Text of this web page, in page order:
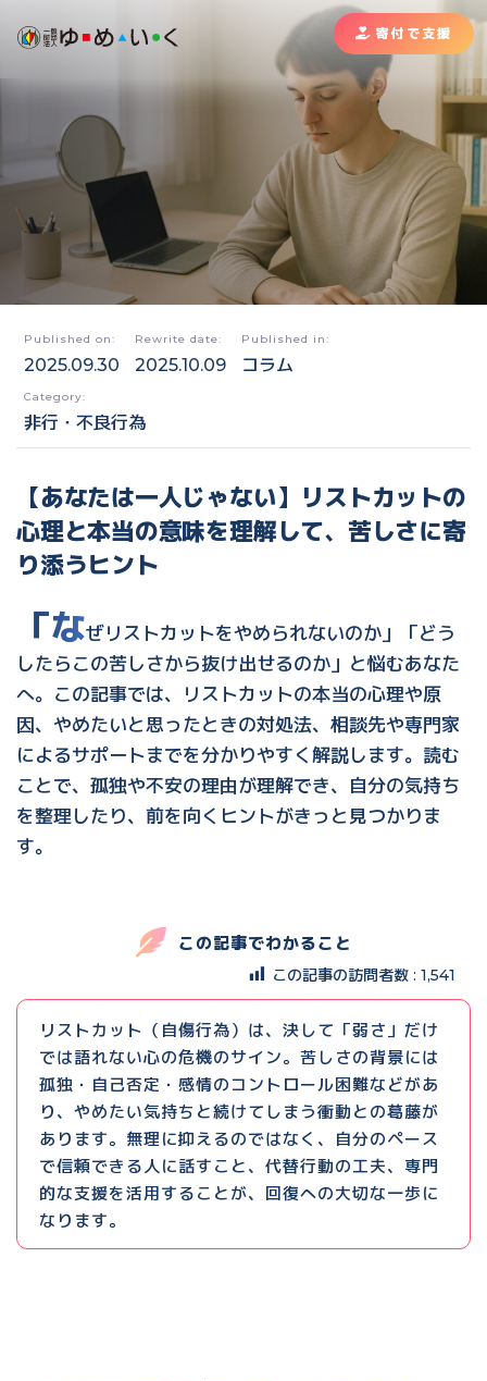
寄付で支援
Published on:
2025.09.30
Rewrite date:
2025.10.09
Published in:
コラム
Category:
非行・不良行為
【あなたは一人じゃない】リストカットの
心理と本当の意味を理解して、苦しさに寄
り添うヒント
「なぜリストカットをやめられないのか」「どう
したらこの苦しさから抜け出せるのか」と悩むあなた
へ。この記事では、リストカットの本当の心理や原
因、やめたいと思ったときの対処法、相談先や専門家
によるサポートまでを分かりやすく解説します。読む
ことで、孤独や不安の理由が理解でき、自分の気持ち
を整理したり、前を向くヒントがきっと見つかりま
す。
この記事でわかること
この記事の訪問者数 : 1,541
リストカット（自傷行為）は、決して「弱さ」だけ
では語れない心の危機のサイン。苦しさの背景には
孤独・自己否定・感情のコントロール困難などがあ
り、やめたい気持ちと続けてしまう衝動との葛藤が
あります。無理に抑えるのではなく、自分のペース
で信頼できる人に話すこと、代替行動の工夫、専門
的な支援を活用することが、回復への大切な一歩に
なります。